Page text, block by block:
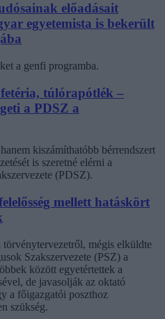
előadásait
egyetemista is bekerült
a genfi programba.
túlórapótlék –
a PDSZ a
kiszámíthatóbb bérrendszert
is szeretné elérni a
(PDSZ).
mellett hatáskört
mégis elküldte
Szakszervezete (PSZ) a
között egyetértettek a
de javasolják az oktató
a főigazgatói poszthoz
szükség.